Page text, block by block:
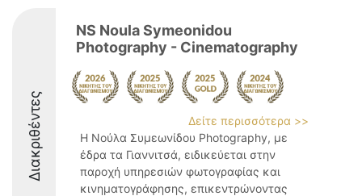
Διακριθέντες
NS Noula Symeonidou
Photography - Cinematography
Δείτε περισσότερα >>
Η Νούλα Συμεωνίδου Photography, με
έδρα τα Γιαννιτσά, ειδικεύεται στην
παροχή υπηρεσιών φωτογραφίας και
κινηματογράφησης, επικεντρώνοντας